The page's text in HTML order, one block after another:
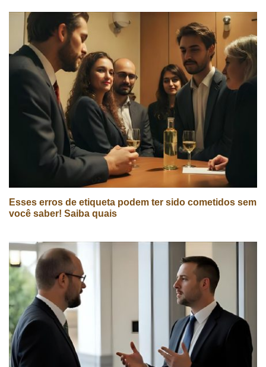
Esses erros de etiqueta podem ter sido cometidos sem
você saber! Saiba quais